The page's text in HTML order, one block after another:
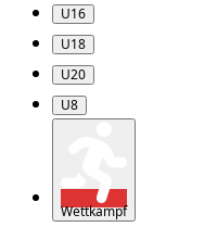
U16
U18
U20
U8
Wettkampf